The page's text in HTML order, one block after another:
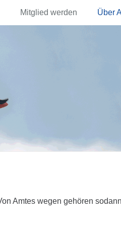
Mitglied werden Über
Amtes wegen gehören